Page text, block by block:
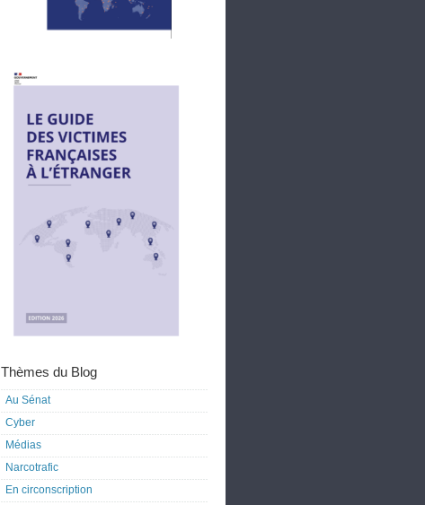
Thèmes du Blog
Au Sénat
Cyber
Médias
Narcotrafic
En circonscription